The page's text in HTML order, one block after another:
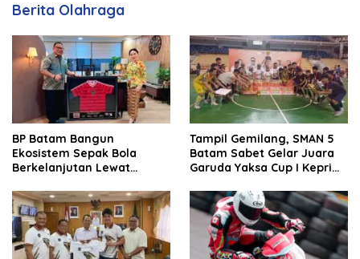
Berita Olahraga
BP Batam Bangun
Ekosistem Sepak Bola
Berkelanjutan Lewat
Tampil Gemilang, SMAN 5
Batam Sabet Gelar Juara
Garuda Yaksa Cup I Kepri